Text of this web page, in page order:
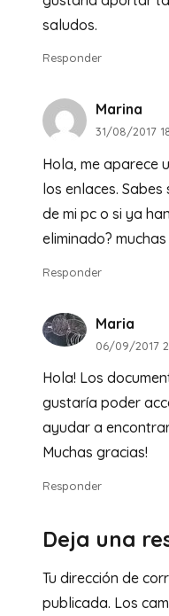
saludos.
Responder
Marina
31/08/2017
Hola, me aparece
los enlaces.
de mi pc o si ya
eliminado?
Responder
Maria
06/09/2017
Hola! Los
gustaría poder
ayudar a
Muchas gracias!
Responder
Deja una
Tu dirección de
publicada. Los